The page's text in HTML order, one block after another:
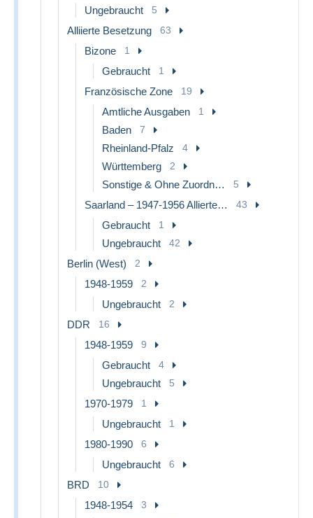
Ungebraucht 5
Alliierte Besetzung 63
Bizone 1
Gebraucht 1
Französische Zone 19
Amtliche Ausgaben 1
Baden 7
Rheinland-Pfalz 4
Württemberg 2
Sonstige & Ohne Zuordnung 5
Saarland – 1947-1956 Allierte Besetzung 43
Gebraucht 1
Ungebraucht 42
Berlin (West) 2
1948-1959 2
Ungebraucht 2
DDR 16
1948-1959 9
Gebraucht 4
Ungebraucht 5
1970-1979 1
Ungebraucht 1
1980-1990 6
Ungebraucht 6
BRD 10
1948-1954 3